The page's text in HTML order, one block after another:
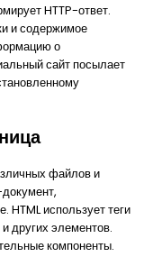
HTTP-ответ.
и содержимое
о
сайт посылает
файлов и
использует теги
других элементов.
компоненты.